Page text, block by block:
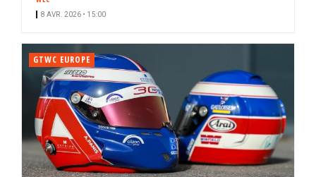
8 AVR. 2026 • 15:00
GTWC EUROPE